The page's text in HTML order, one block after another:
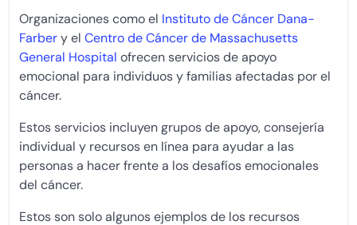
Organizaciones como el Instituto de Cáncer Dana-
Farbery el Centro de Cáncer de Massachusetts
General Hospital ofrecen servicios de apoyo
emocional para individuos y familias afectadas por el
cáncer.
Estos servicios incluyen grupos de apoyo, consejería
individual y recursos en línea para ayudar a las
personas a hacer frente a los desafíos emocionales
del cáncer.
Estos son solo algunos ejemplos de los recursos